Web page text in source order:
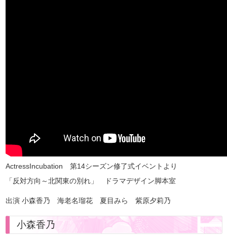
ActressIncubation 第14シーズン修了式イベントより
「反対方向～北関東の別れ」
ドラマデザイン脚本室
出演 小森香乃 海老名瑠花 夏目みら 紫原夕莉乃
小森香乃